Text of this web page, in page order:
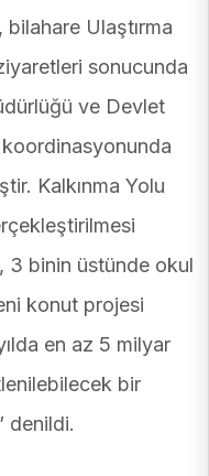
bilahare Ulaştırma
ziyaretleri sonucunda
ve Devlet
Kalkınma Yolu
3 binin üstünde okul
konut projesi
en az 5 milyar
bir
denildi.